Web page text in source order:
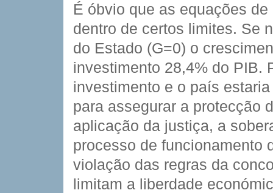
É óbvio que as equações
dentro de certos limites. Se
do Estado (G=0) o
investimento 28,4% do PIB.
investimento e o país
para assegurar a protecção
aplicação da justiça, a
processo de funcionamento
violação das regras da
limitam a liberdade